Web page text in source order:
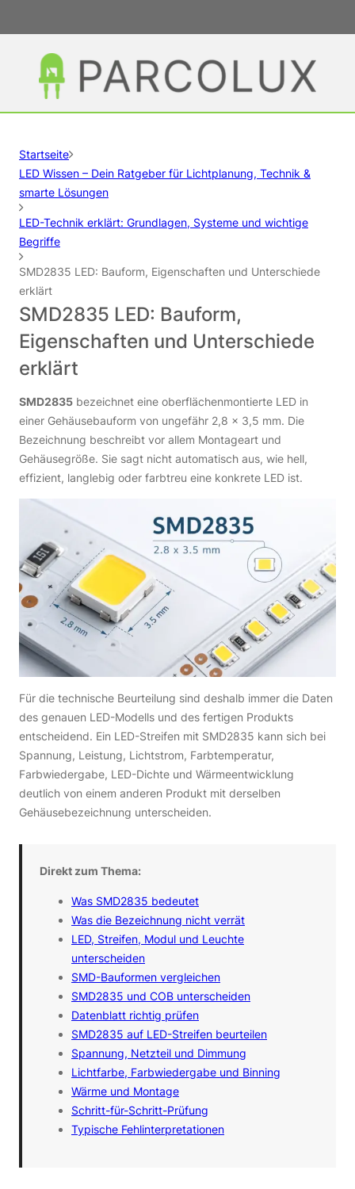
Startseite
LED Wissen – Dein Ratgeber für Lichtplanung, Technik &
smarte Lösungen
LED-Technik erklärt: Grundlagen, Systeme und wichtige
Begriffe
SMD2835 LED: Bauform, Eigenschaften und Unterschiede
erklärt
SMD2835 LED: Bauform,
Eigenschaften und Unterschiede
erklärt
SMD2835 bezeichnet eine oberflächenmontierte LED in
einer Gehäusebauform von ungefähr 2,8 × 3,5 mm. Die
Bezeichnung beschreibt vor allem Montageart und
Gehäusegröße. Sie sagt nicht automatisch aus, wie hell,
effizient, langlebig oder farbtreu eine konkrete LED ist.
Für die technische Beurteilung sind deshalb immer die Daten
des genauen LED-Modells und des fertigen Produkts
entscheidend. Ein LED-Streifen mit SMD2835 kann sich bei
Spannung, Leistung, Lichtstrom, Farbtemperatur,
Farbwiedergabe, LED-Dichte und Wärmeentwicklung
deutlich von einem anderen Produkt mit derselben
Gehäusebezeichnung unterscheiden.
Direkt zum Thema:
Was SMD2835 bedeutet
Was die Bezeichnung nicht verrät
LED, Streifen, Modul und Leuchte
unterscheiden
SMD-Bauformen vergleichen
SMD2835 und COB unterscheiden
Datenblatt richtig prüfen
SMD2835 auf LED-Streifen beurteilen
Spannung, Netzteil und Dimmung
Lichtfarbe, Farbwiedergabe und Binning
Wärme und Montage
Schritt-für-Schritt-Prüfung
Typische Fehlinterpretationen